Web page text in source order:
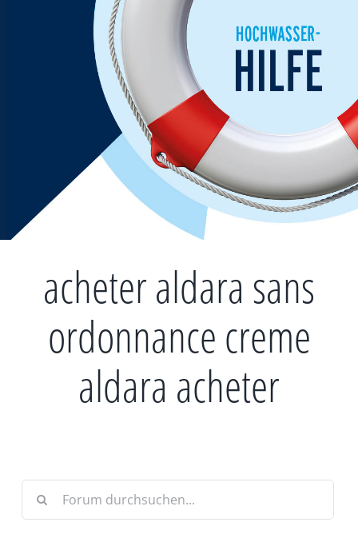
acheter aldara sans
ordonnance creme
aldara acheter